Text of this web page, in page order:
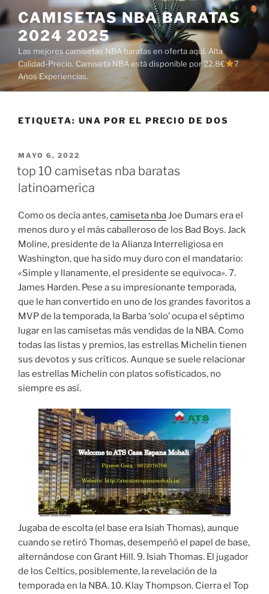
Saltar
al
contenido
CAMISETAS NBA BARATAS
2024 2025
Las mejores camisetas NBA baratas en oferta aquí. Alta
Calidad-Precio. Camiseta NBA está disponible por 22,8€
7
Años Experiencias.
ETIQUETA: UNA POR EL PRECIO DE DOS
PUBLICADO
EL
MAYO 6, 2022
top 10 camisetas nba baratas
latinoamerica
Como os decía antes,camiseta nbaJoe Dumars era el
menos duro y el más caballeroso de los Bad Boys. Jack
Moline, presidente de la Alianza Interreligiosa en
Washington, que ha sido muy duro con el mandatario:
«Simple y llanamente, el presidente se equivoca». 7.
James Harden. Pese a su impresionante temporada,
que le han convertido en uno de los grandes favoritos a
MVP de la temporada, la Barba ‘solo’ ocupa el séptimo
lugar en las camisetas más vendidas de la NBA. Como
todas las listas y premios, las estrellas Michelin tienen
sus devotos y sus críticos. Aunque se suele relacionar
las estrellas Michelin con platos sofisticados, no
siempre es así.
Jugaba de escolta (el base era Isiah Thomas), aunque
cuando se retiró Thomas, desempeñó el papel de base,
alternándose con Grant Hill. 9. Isiah Thomas. El jugador
de los Celtics, posiblemente, la revelación de la
temporada en la NBA. 10. Klay Thompson. Cierra el Top